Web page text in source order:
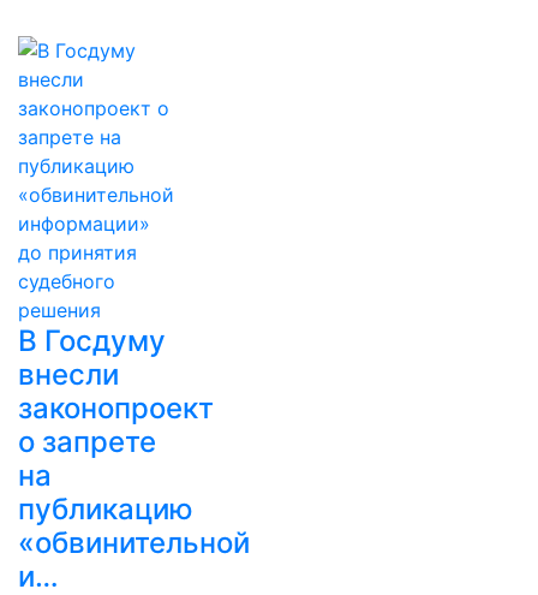
В Госдуму
внесли
законопроект
о запрете
на
публикацию
«обвинительной
и…